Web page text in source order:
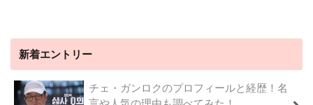
新着エントリー
チェ・ガンロクのプロフィールと経歴！名